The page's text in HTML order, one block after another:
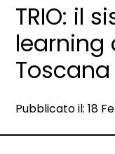
TRIO: il
learning
Toscana
Data e ora:
Pubblicato il: 18